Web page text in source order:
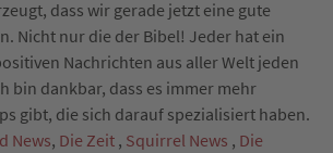
dass wir gerade jetzt eine gute
Nicht nur die der Bibel! Jeder hat ein
Nachrichten aus aller Welt jeden
bin dankbar, dass es immer mehr
gibt, die sich darauf spezialisiert haben.
News, Die Zeit , Squirrel News , Die